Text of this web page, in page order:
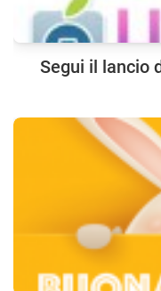
Segui il lancio